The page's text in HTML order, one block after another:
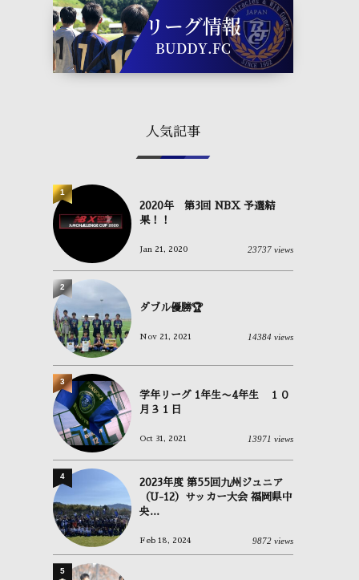
人気記事
2020年 第3回 NBX 予選結
果！！
Jan 21, 2020 23737 views
1
ダブル優勝🏆
Nov 21, 2021 14384 views
2
学年リーグ 1年生〜4年生 １０
月３１日
Oct 31, 2021 13971 views
3
2023年度 第55回九州ジュニア
（U-12）サッカー大会 福岡県中
央...
Feb 18, 2024 9872 views
4
5